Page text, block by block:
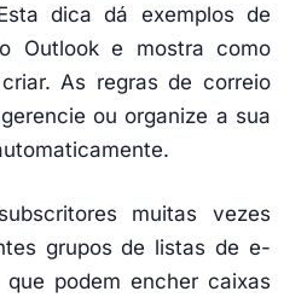
dica dá exemplos de
Outlook e mostra como
As regras de correio
ou organize a sua
muitas vezes
grupos de listas de e-
podem encher caixas